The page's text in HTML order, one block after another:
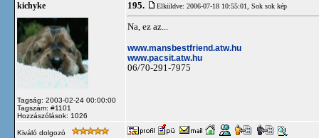
kichyke
Tagság: 2003-02-24 00:00:00
Tagszám: #1101
Hozzászólások: 1026
195. Elküldve: 2006-07-18 10:55:01, Sok sok kép
Na, ez az...
www.mansbestfriend.atw.hu
www.pacsit.atw.hu
06/70-291-7975
Kiváló dolgozó